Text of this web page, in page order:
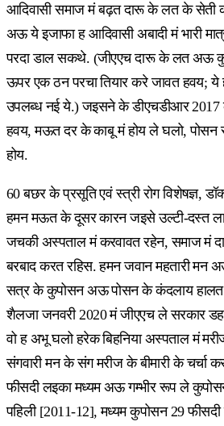
आदिवासी समाज मं बढ़त दारू के लत के सेती
अऊ ये इजाफा ह आदिवासी अबादी मं भारी
परदा डाल सकथे. (जीएएच दारू के लत अऊ
ऊपर एक ठन परचा तियार करे जावत हवय; ये
उपलब्ध नई ये.) जइसने के डीएचडीआर 2017
हवय, मऊत दर के काबू मं होय ले घलो, पोसन
होय.
60 बछर के प्रसूति एवं स्त्री रोग विशेषज्ञ,
हमन मऊत के दूसर कारन जइसे उल्टी-दस्त
जचकी अस्पताल मं करवावत रहेन, समाज मं
बरबाद करत रहिस. हमन जवान महतारी मन
सत्र के कुपोसन अऊ पोसन के कंदलाय हालत
शैलजा जनवरी 2020 मं जीएएच ले सरकार
वो ह अभू घलो हरेक बिहनिया अस्पताल मं
संगवारी मन के संग मरीज के बीमारी के चर्चा
फीसदी लइका मध्यम अऊ गम्भीर रूप ले
पहिली [2011-12], मध्यम कुपोसन 29